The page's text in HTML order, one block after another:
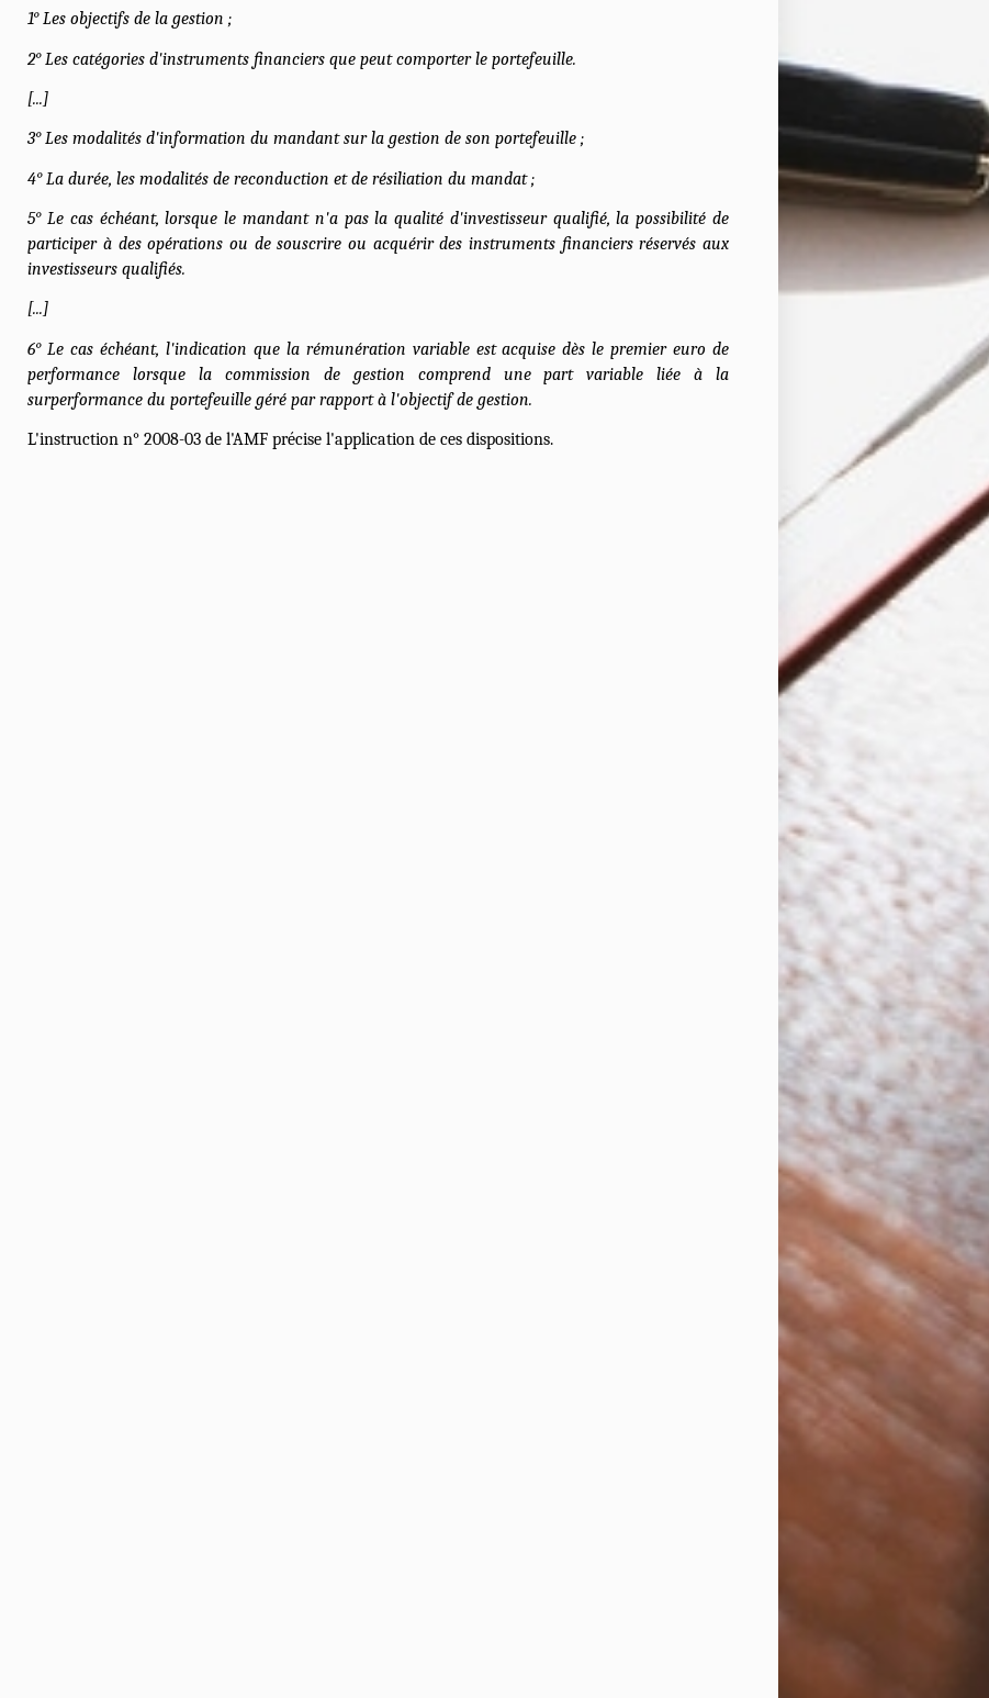
1° Les objectifs de la gestion ;
2° Les catégories d'instruments financiers que peut comporter le portefeuille.
[...]
3° Les modalités d'information du mandant sur la gestion de son portefeuille ;
4° La durée, les modalités de reconduction et de résiliation du mandat ;
5° Le cas échéant, lorsque le mandant n'a pas la qualité d'investisseur qualifié, la possibilité de
participer à des opérations ou de souscrire ou acquérir des instruments financiers réservés aux
investisseurs qualifiés.
[...]
6° Le cas échéant, l'indication que la rémunération variable est acquise dès le premier euro de
performance lorsque la commission de gestion comprend une part variable liée à la
surperformance du portefeuille géré par rapport à l'objectif de gestion.
L'instruction n° 2008-03 de l'AMF précise l'application de ces dispositions.